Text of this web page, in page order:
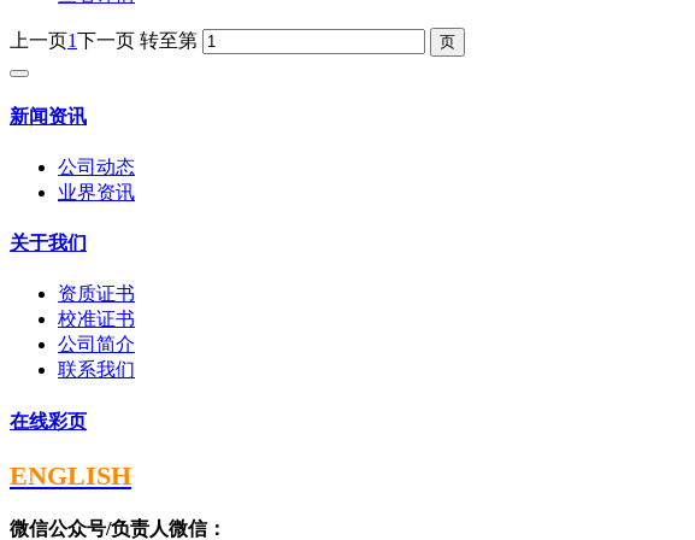
上一页1下一页 转至第
新闻资讯
公司动态
业界资讯
关于我们
资质证书
校准证书
公司简介
联系我们
在线彩页
ENGLISH
微信公众号/负责人微信：